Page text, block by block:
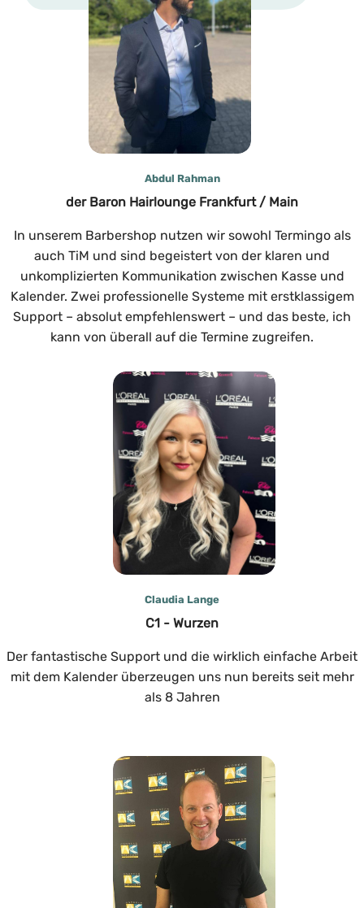
Abdul Rahman
der Baron Hairlounge Frankfurt / Main
In unserem Barbershop nutzen wir sowohl Termingo als
auch TiM und sind begeistert von der klaren und
unkomplizierten Kommunikation zwischen Kasse und
Kalender. Zwei professionelle Systeme mit erstklassigem
Support – absolut empfehlenswert – und das beste, ich
kann von überall auf die Termine zugreifen.
Claudia Lange
C1 - Wurzen
Der fantastische Support und die wirklich einfache Arbeit
mit dem Kalender überzeugen uns nun bereits seit mehr
als 8 Jahren